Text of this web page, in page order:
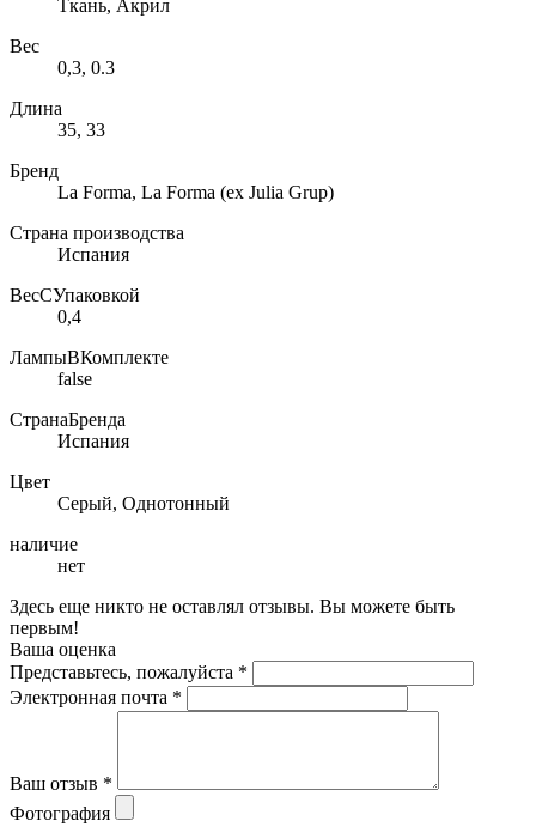
Ткань, Акрил
Вес
0,3, 0.3
Длина
35, 33
Бренд
La Forma, La Forma (ex Julia Grup)
Страна производства
Испания
ВесСУпаковкой
0,4
ЛампыВКомплекте
false
СтранаБренда
Испания
Цвет
Серый, Однотонный
наличие
нет
Здесь еще никто не оставлял отзывы. Вы можете быть
первым!
Ваша оценка
Представьтесь, пожалуйста *
Электронная почта *
Ваш отзыв *
Фотография